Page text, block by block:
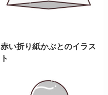
赤い折り紙かぶとのイラス
ト